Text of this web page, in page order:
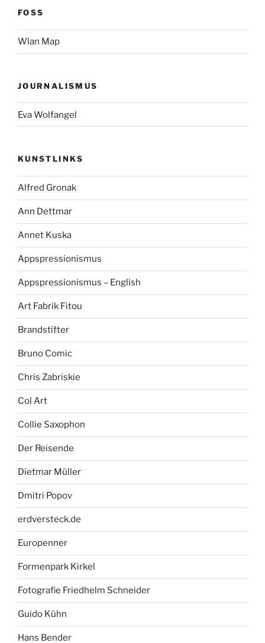
FOSS
Wlan Map
JOURNALISMUS
Eva Wolfangel
KUNSTLINKS
Alfred Gronak
Ann Dettmar
Annet Kuska
Appspressionismus
Appspressionismus – English
Art Fabrik Fitou
Brandstifter
Bruno Comic
Chris Zabriskie
Col Art
Collie Saxophon
Der Reisende
Dietmar Müller
Dmitri Popov
erdversteck.de
Europenner
Formenpark Kirkel
Fotografie Friedhelm Schneider
Guido Kühn
Hans Bender